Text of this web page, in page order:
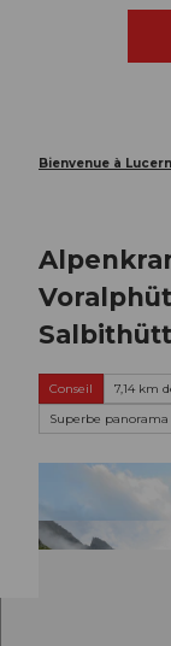
Bienvenue à
Conseil 7,14 km
Superbe panorama